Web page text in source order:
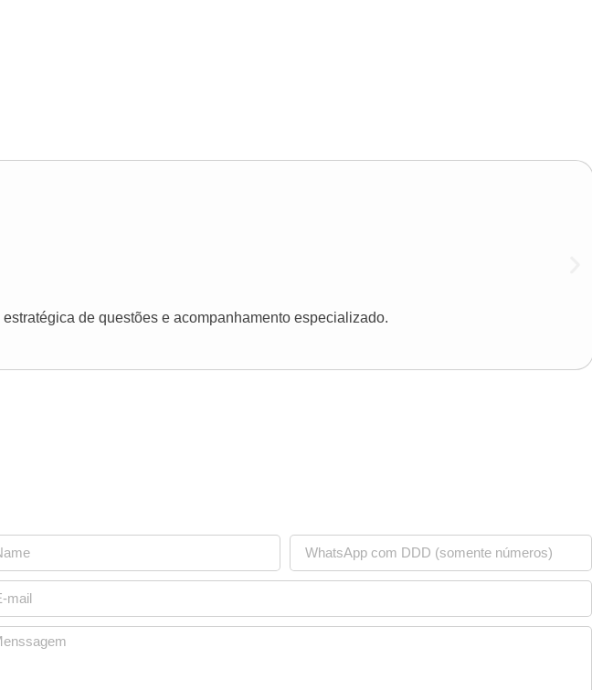
de questões e acompanhamento especializado.